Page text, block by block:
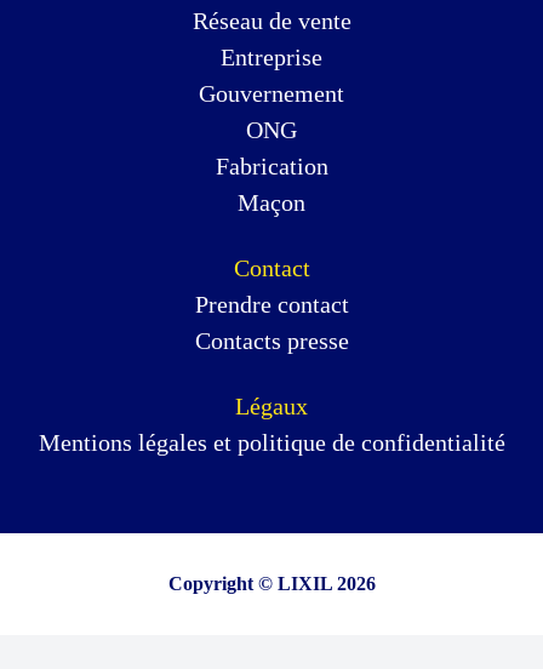
Réseau de vente
Entreprise
Gouvernement
ONG
Fabrication
Maçon
Contact
Prendre contact
Contacts presse
Légaux
Mentions légales et politique de confidentialité
Copyright © LIXIL 2026